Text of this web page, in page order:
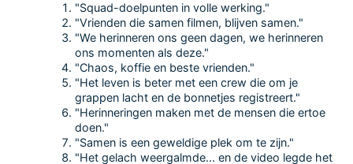
"Squad-doelpunten in volle werking."
"Vrienden die samen filmen, blijven samen."
"We herinneren ons geen dagen, we herinneren
ons momenten als deze."
"Chaos, koffie en beste vrienden."
"Het leven is beter met een crew die om je
grappen lacht en de bonnetjes registreert."
"Herinneringen maken met de mensen die ertoe
doen."
"Samen is een geweldige plek om te zijn."
"Het gelach weergalmde... en de video legde het